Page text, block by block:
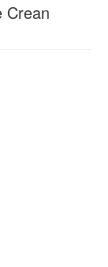
Crean